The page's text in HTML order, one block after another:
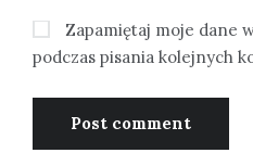
Zapamiętaj moje dane
podczas pisania kolejnych